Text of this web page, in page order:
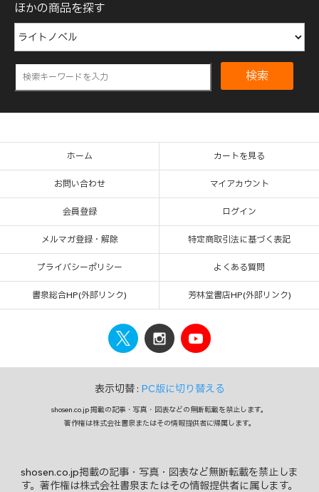
ほかの商品を探す
検索
ホーム カートを見る
お問い合わせ マイアカウント
会員登録 ログイン
メルマガ登録・解除 特定商取引法に基づく表記
プライバシーポリシー よくある質問
書泉総合HP(外部リンク) 芳林堂書店HP(外部リンク)
表示切替 : PC版に切り替える
shosen.co.jp 掲載の記事・写真・図表などの無断転載を禁止します。
著作権は株式会社書泉またはその情報提供者に帰属します。
shosen.co.jp掲載の記事・写真・図表など無断転載を禁止しま
す。著作権は株式会社書泉またはその情報提供者に属します。